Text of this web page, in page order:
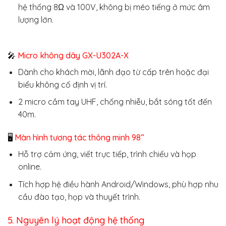
hệ thống 8Ω và 100V, không bị méo tiếng ở mức âm
lượng lớn.
🎤 Micro không dây GX-U302A-X
Dành cho khách mời, lãnh đạo từ cấp trên hoặc đại
biểu không cố định vị trí.
2 micro cầm tay UHF, chống nhiễu, bắt sóng tốt đến
40m.
🖥️ Màn hình tương tác thông minh 98”
Hỗ trợ cảm ứng, viết trực tiếp, trình chiếu và họp
online.
Tích hợp hệ điều hành Android/Windows, phù hợp nhu
cầu đào tạo, họp và thuyết trình.
5. Nguyên lý hoạt động hệ thống